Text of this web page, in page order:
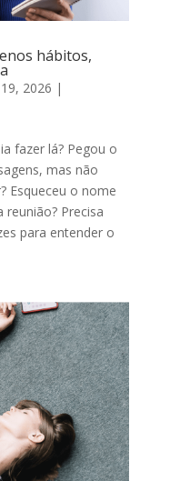
hábitos,
2026 |
fazer lá? Pegou o
mas não
Esqueceu o nome
Precisa
para entender o